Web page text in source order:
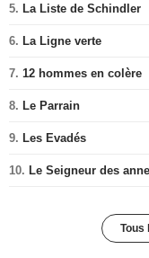
5. La Liste de Schindler
6. La Ligne verte
7. 12 hommes en colère
8. Le Parrain
9. Les Evadés
10. Le Seigneur des
Tous